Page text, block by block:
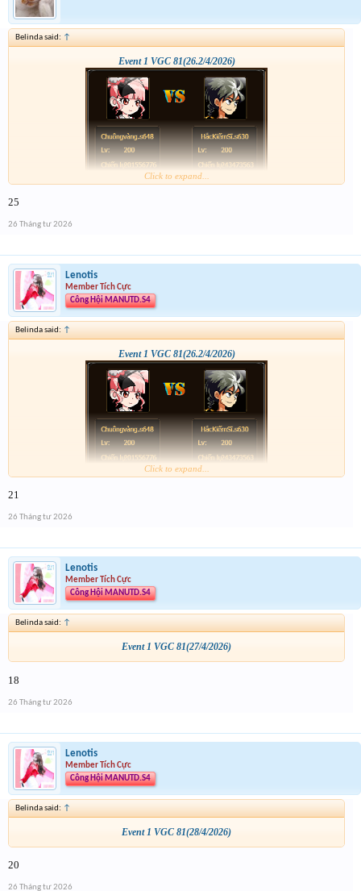
Belinda said: ↑
Event 1 VGC 81(26.2/4/2026)
Click to expand...
25
26 Tháng tư 2026
Lenotis
Member Tích Cực
Công Hội MANUTD.S4
Belinda said: ↑
Event 1 VGC 81(26.2/4/2026)
Click to expand...
21
26 Tháng tư 2026
Lenotis
Member Tích Cực
Công Hội MANUTD.S4
Belinda said: ↑
Event 1 VGC 81(27/4/2026)
18
26 Tháng tư 2026
Lenotis
Member Tích Cực
Công Hội MANUTD.S4
Belinda said: ↑
Event 1 VGC 81(28/4/2026)
20
26 Tháng tư 2026